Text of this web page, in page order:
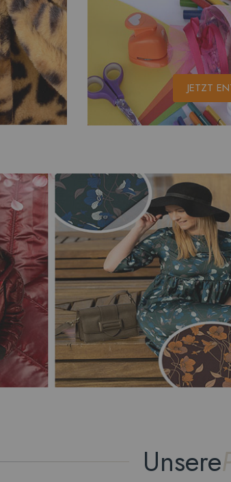
JETZT
Unsere